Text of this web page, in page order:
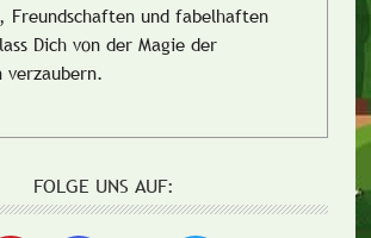
Freundschaften und fabelhaften
Dich von der Magie der
verzaubern.
FOLGE UNS AUF: